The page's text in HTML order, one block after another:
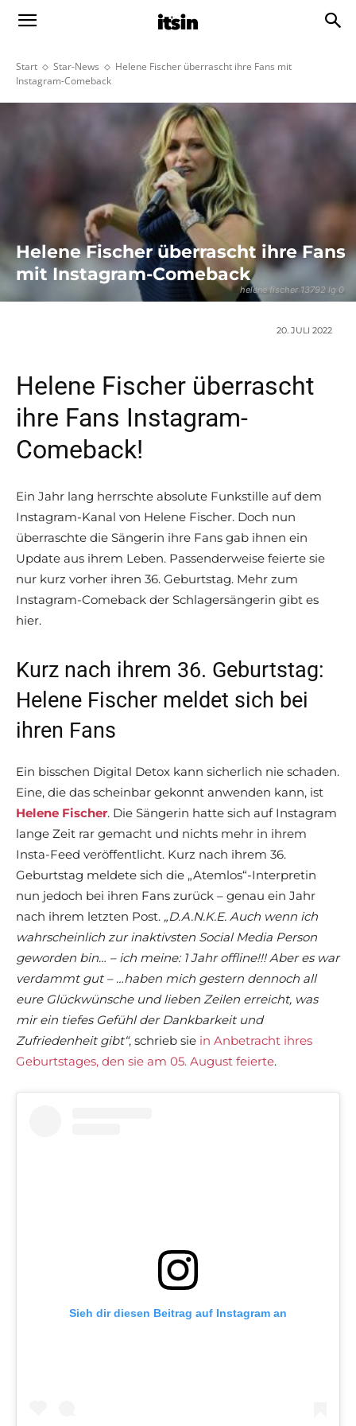
Start Star-News
Helene Fischer überrascht ihre Fans mit
Instagram-Comeback
helene fischer 13792 lg 0
Helene Fischer überrascht ihre Fans
mit Instagram-Comeback
20. JULI 2022
Helene Fischer überrascht
ihre Fans Instagram-
Comeback!
Ein Jahr lang herrschte absolute Funkstille auf dem
Instagram-Kanal von Helene Fischer. Doch nun
überraschte die Sängerin ihre Fans gab ihnen ein
Update aus ihrem Leben. Passenderweise feierte sie
nur kurz vorher ihren 36. Geburtstag. Mehr zum
Instagram-Comeback der Schlagersängerin gibt es
hier.
Kurz nach ihrem 36. Geburtstag:
Helene Fischer meldet sich bei
ihren Fans
Ein bisschen Digital Detox kann sicherlich nie schaden.
Eine, die das scheinbar gekonnt anwenden kann, ist
Helene Fischer. Die Sängerin hatte sich auf Instagram
lange Zeit rar gemacht und nichts mehr in ihrem
Insta-Feed veröffentlicht. Kurz nach ihrem 36.
Geburtstag meldete sich die „Atemlos“-Interpretin
nun jedoch bei ihren Fans zurück – genau ein Jahr
nach ihrem letzten Post. „D.A.N.K.E. Auch wenn ich
wahrscheinlich zur inaktivsten Social Media Person
geworden bin… – ich meine: 1 Jahr offline!!! Aber es war
verdammt gut– …haben mich gestern dennoch all
eure Glückwünsche und lieben Zeilen erreicht, was
mir ein tiefes Gefühl der Dankbarkeit und
Zufriedenheit gibt“, schrieb sie in Anbetracht ihres
Geburtstages, den sie am 05. August feierte.
Sieh dir diesen Beitrag auf Instagram an